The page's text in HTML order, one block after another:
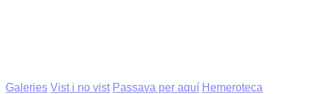
Galeries Vist i no vist Passava per aquí Hemeroteca